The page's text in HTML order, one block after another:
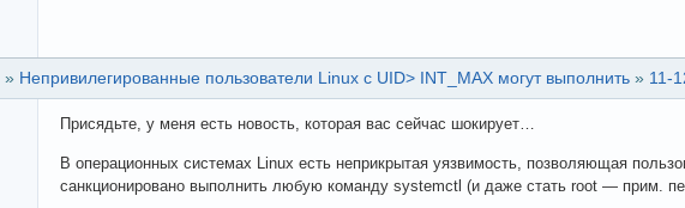
» Непривилегированные пользователи Linux с UID> INT_MAX могут выполнить » 11-
Присядьте, у меня есть новость, которая вас сейчас шокирует…
В операционных системах Linux есть неприкрытая уязвимость, позволяющая
санкционировано выполнить любую команду systemctl (и даже стать root — прим.